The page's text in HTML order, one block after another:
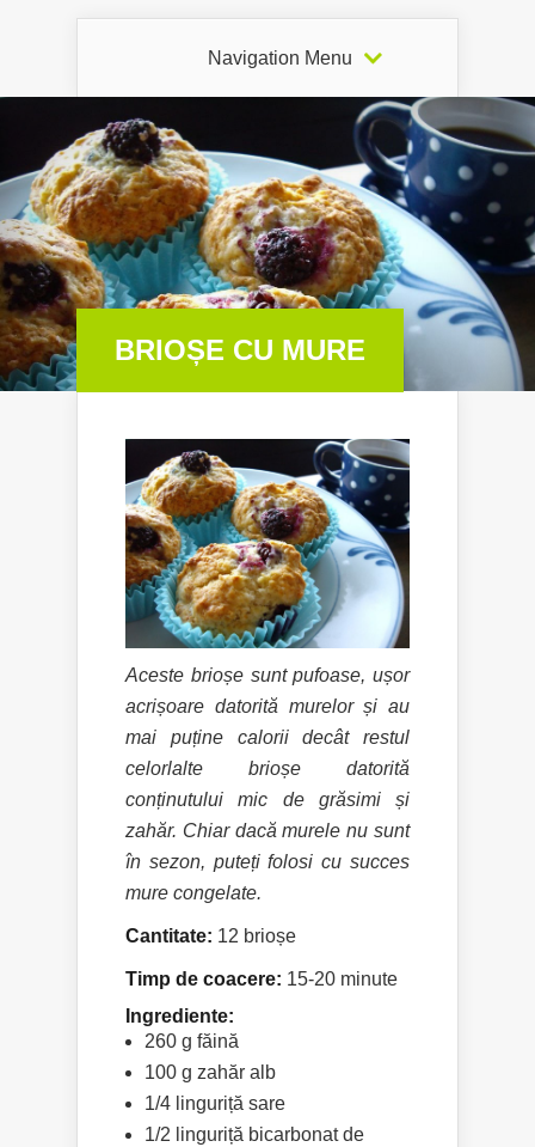
Navigation Menu
BRIOȘE CU MURE
Aceste brioșe sunt pufoase, ușor
acrișoare datorită murelor și au
mai puține calorii decât restul
celorlalte brioșe datorită
conținutului mic de grăsimi și
zahăr. Chiar dacă murele nu sunt
în sezon, puteți folosi cu succes
mure congelate.
Cantitate: 12 brioșe
Timp de coacere: 15-20 minute
Ingrediente:
260 g făină
100 g zahăr alb
1/4 linguriță sare
1/2 linguriță bicarbonat de